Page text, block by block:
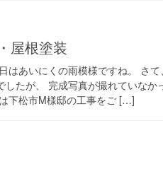
根塗装
はあいにくの雨模様ですね。 さ
たが、 完成写真が撮れていなか
下松市M様邸の工事をご […]